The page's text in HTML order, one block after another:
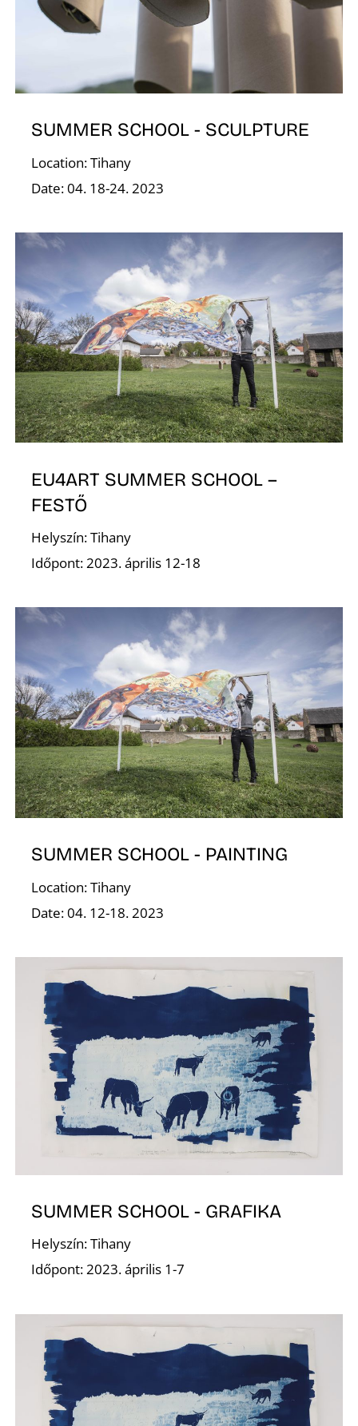
SUMMER SCHOOL - SCULPTURE
Location: Tihany
Date: 04. 18-24. 2023
EU4ART SUMMER SCHOOL –
FESTŐ
Helyszín: Tihany
Időpont: 2023. április 12-18
SUMMER SCHOOL - PAINTING
Location: Tihany
Date: 04. 12-18. 2023
SUMMER SCHOOL - GRAFIKA
Helyszín: Tihany
Időpont: 2023. április 1-7